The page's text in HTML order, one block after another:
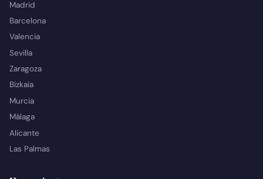
Madrid
Barcelona
Valencia
Sevilla
Zaragoza
Bizkaia
Murcia
Málaga
Alicante
Las Palmas